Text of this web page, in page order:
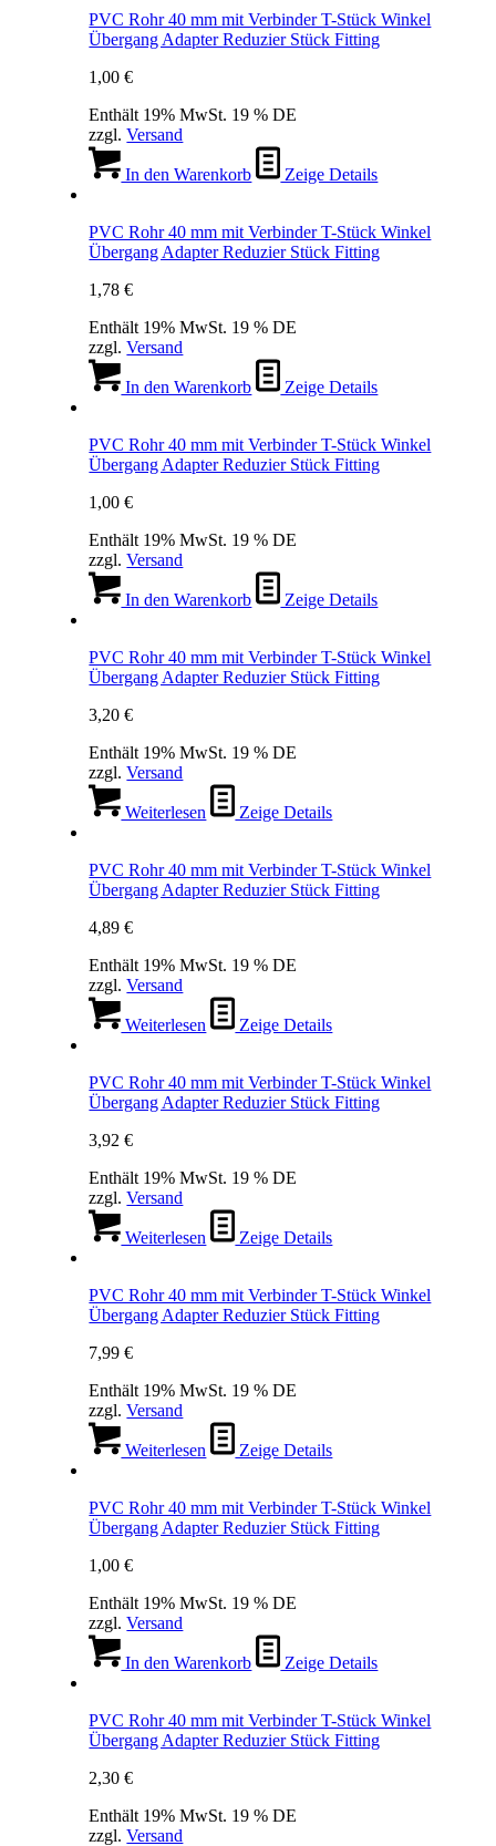
PVC Rohr 40 mm mit Verbinder T-Stück Winkel
Übergang Adapter Reduzier Stück Fitting
1,00€
Enthält 19% MwSt. 19 % DE
zzgl.Versand
In den Warenkorb Zeige Details
PVC Rohr 40 mm mit Verbinder T-Stück Winkel
Übergang Adapter Reduzier Stück Fitting
1,78€
Enthält 19% MwSt. 19 % DE
zzgl.Versand
In den Warenkorb Zeige Details
PVC Rohr 40 mm mit Verbinder T-Stück Winkel
Übergang Adapter Reduzier Stück Fitting
1,00€
Enthält 19% MwSt. 19 % DE
zzgl.Versand
In den Warenkorb Zeige Details
PVC Rohr 40 mm mit Verbinder T-Stück Winkel
Übergang Adapter Reduzier Stück Fitting
3,20€
Enthält 19% MwSt. 19 % DE
zzgl.Versand
Weiterlesen Zeige Details
PVC Rohr 40 mm mit Verbinder T-Stück Winkel
Übergang Adapter Reduzier Stück Fitting
4,89€
Enthält 19% MwSt. 19 % DE
zzgl.Versand
Weiterlesen Zeige Details
PVC Rohr 40 mm mit Verbinder T-Stück Winkel
Übergang Adapter Reduzier Stück Fitting
3,92€
Enthält 19% MwSt. 19 % DE
zzgl.Versand
Weiterlesen Zeige Details
PVC Rohr 40 mm mit Verbinder T-Stück Winkel
Übergang Adapter Reduzier Stück Fitting
7,99€
Enthält 19% MwSt. 19 % DE
zzgl.Versand
Weiterlesen Zeige Details
PVC Rohr 40 mm mit Verbinder T-Stück Winkel
Übergang Adapter Reduzier Stück Fitting
1,00€
Enthält 19% MwSt. 19 % DE
zzgl.Versand
In den Warenkorb Zeige Details
PVC Rohr 40 mm mit Verbinder T-Stück Winkel
Übergang Adapter Reduzier Stück Fitting
2,30€
Enthält 19% MwSt. 19 % DE
zzgl.Versand